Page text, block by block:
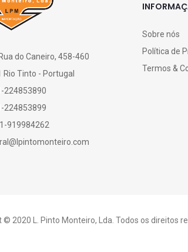
do Caneiro, 458-460
Rio Tinto - Portugal
224853890
224853899
919984262
Sobre nós
Política de
Termos &
© 2020 L. Pinto Monteiro, Lda. Todos os direitos